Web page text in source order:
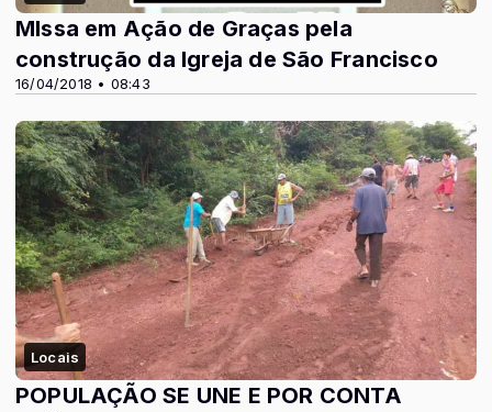
16/04/2018 • 08:43
MIssa em Ação de Graças pela
construção da Igreja de São Francisco
Locais
POPULAÇÃO SE UNE E POR CONTA